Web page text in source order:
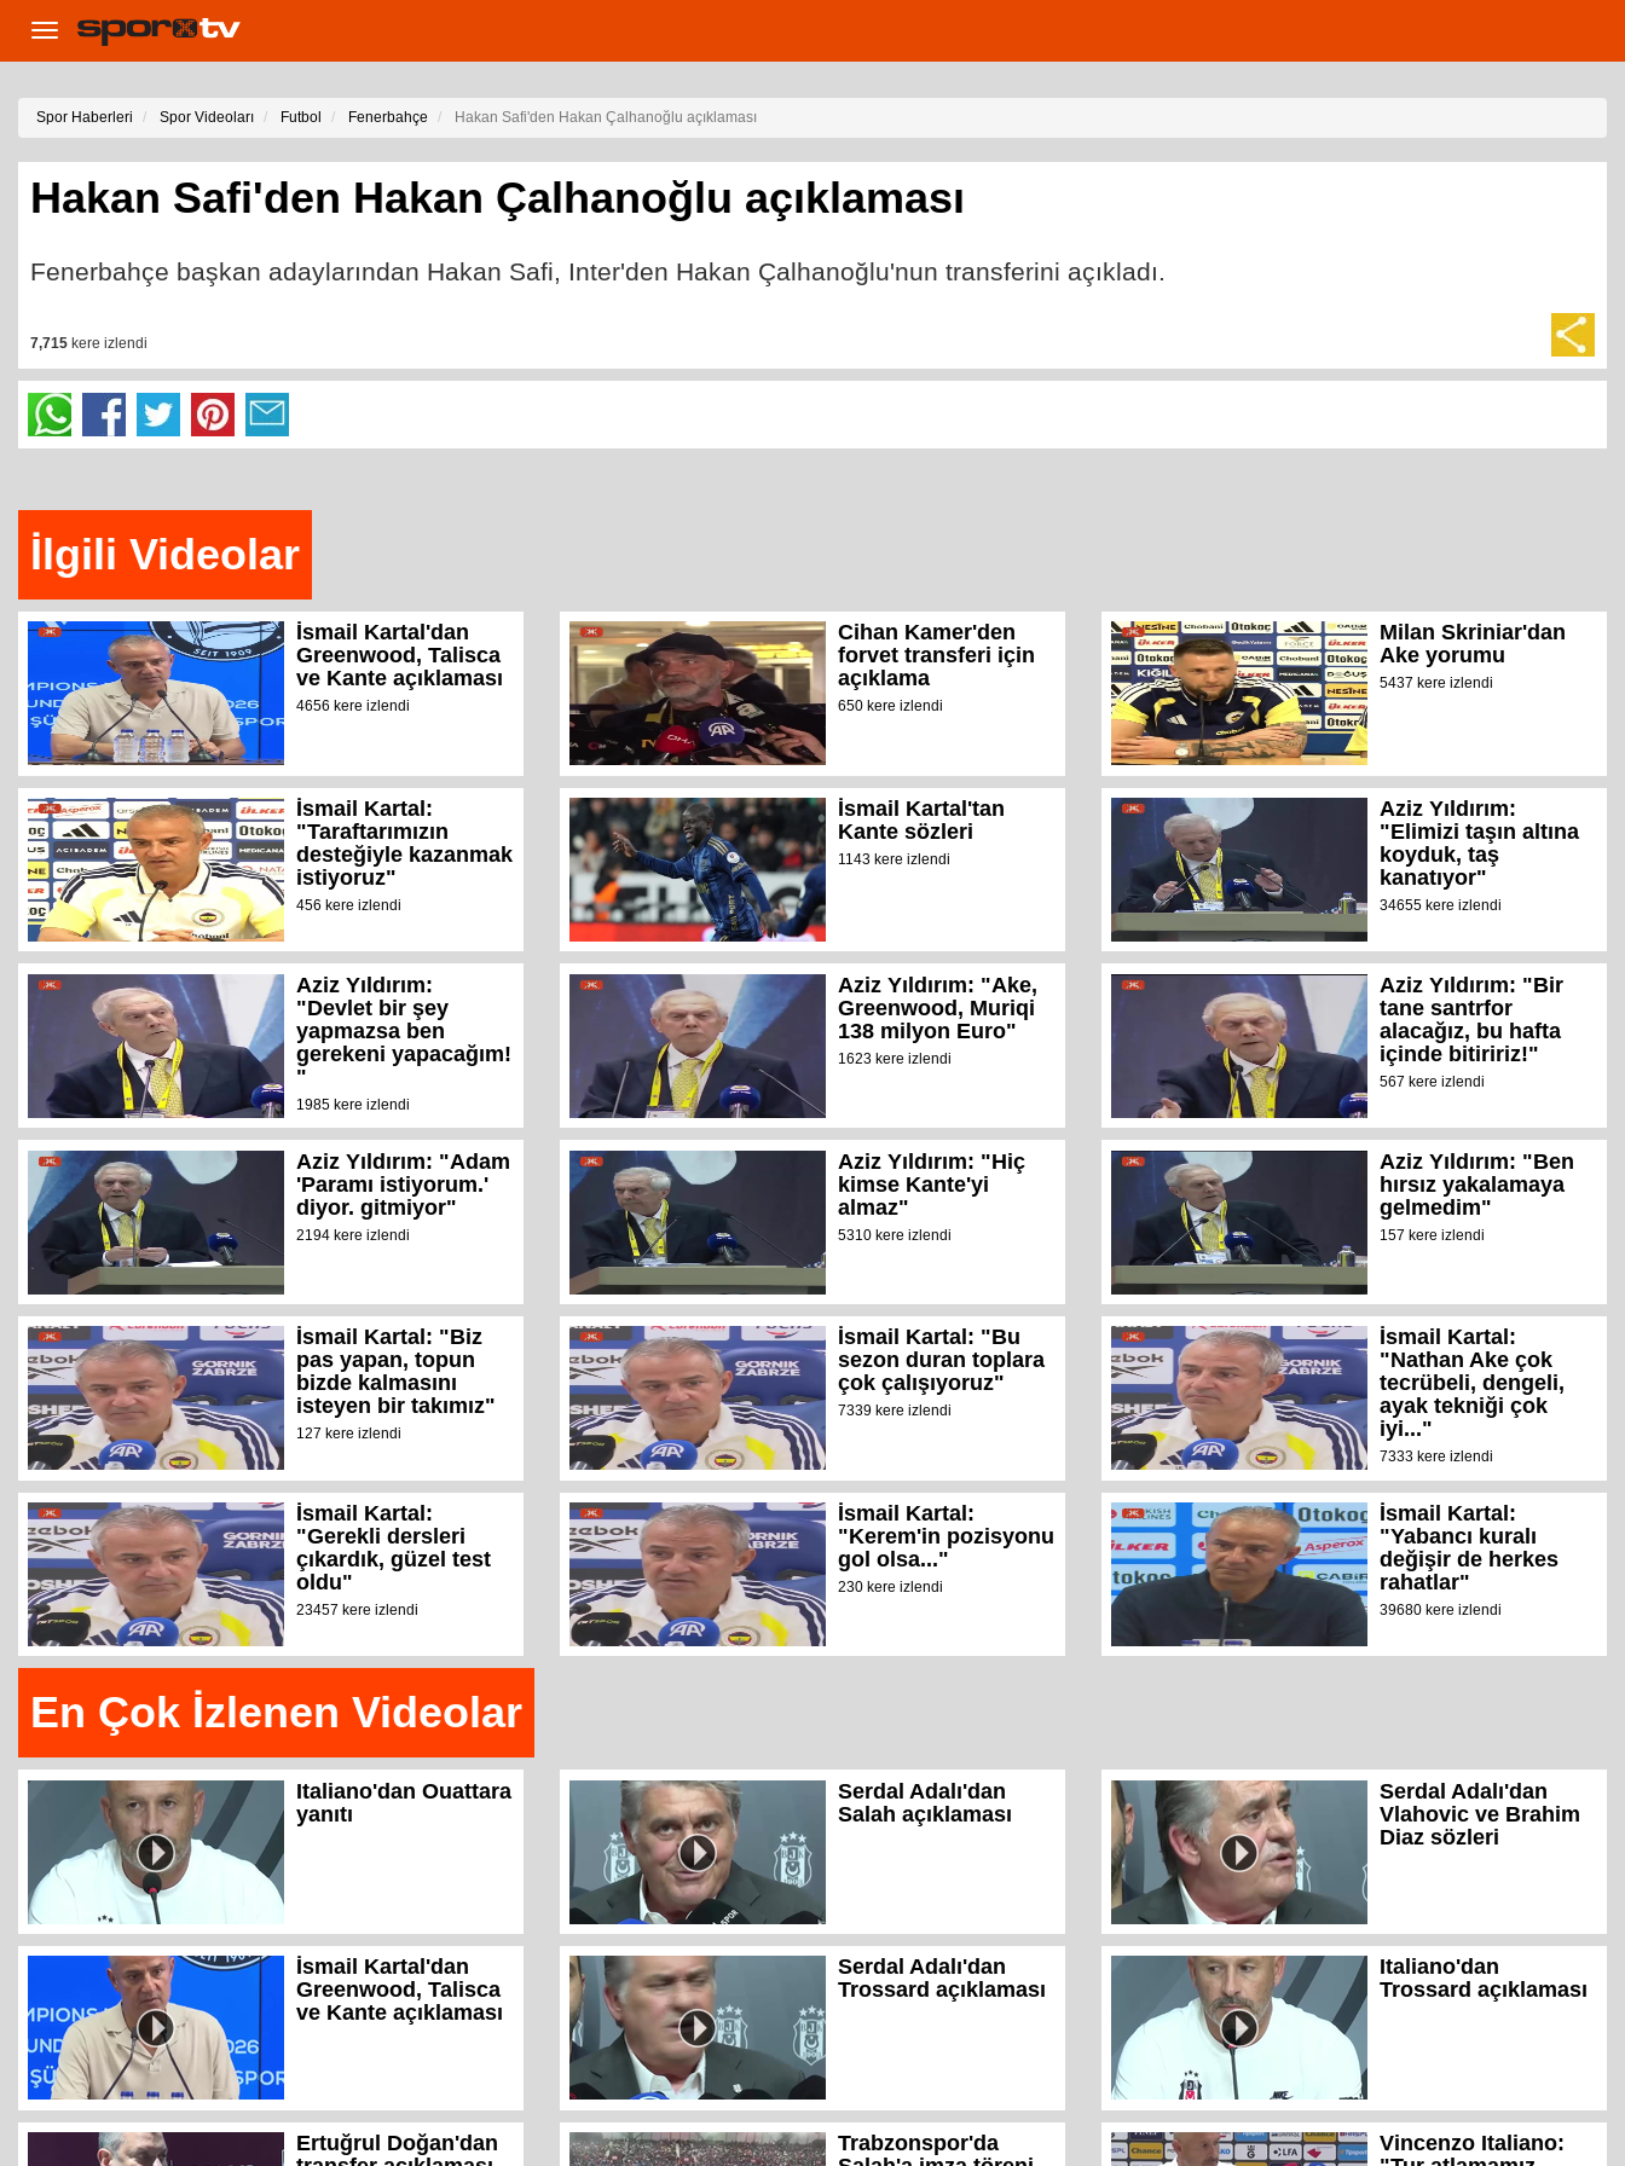
Toggle
navigation
Spor Haberleri Spor Videoları Futbol Fenerbahçe Hakan Safi'den Hakan Çalhanoğlu açıklaması
Hakan Safi'den Hakan Çalhanoğlu açıklaması
Fenerbahçe başkan adaylarından Hakan Safi, Inter'den Hakan Çalhanoğlu'nun transferini açıkladı.
7,715 kere izlendi
İlgili Videolar
İsmail Kartal'dan
Greenwood, Talisca
ve Kante açıklaması
4656 kere izlendi
Cihan Kamer'den
forvet transferi için
açıklama
650 kere izlendi
Milan Skriniar'dan
Ake yorumu
5437 kere izlendi
İsmail Kartal:
"Taraftarımızın
desteğiyle kazanmak
istiyoruz"
456 kere izlendi
İsmail Kartal'tan
Kante sözleri
1143 kere izlendi
Aziz Yıldırım:
"Elimizi taşın altına
koyduk, taş
kanatıyor"
34655 kere izlendi
Aziz Yıldırım:
"Devlet bir şey
yapmazsa ben
gerekeni yapacağım!
"
1985 kere izlendi
Aziz Yıldırım: "Ake,
Greenwood, Muriqi
138 milyon Euro"
1623 kere izlendi
Aziz Yıldırım: "Bir
tane santrfor
alacağız, bu hafta
içinde bitiririz!"
567 kere izlendi
Aziz Yıldırım: "Adam
'Paramı istiyorum.'
diyor. gitmiyor"
2194 kere izlendi
Aziz Yıldırım: "Hiç
kimse Kante'yi
almaz"
5310 kere izlendi
Aziz Yıldırım: "Ben
hırsız yakalamaya
gelmedim"
157 kere izlendi
İsmail Kartal: "Biz
pas yapan, topun
bizde kalmasını
isteyen bir takımız"
127 kere izlendi
İsmail Kartal: "Bu
sezon duran toplara
çok çalışıyoruz"
7339 kere izlendi
İsmail Kartal:
"Nathan Ake çok
tecrübeli, dengeli,
ayak tekniği çok
iyi..."
7333 kere izlendi
İsmail Kartal:
"Gerekli dersleri
çıkardık, güzel test
oldu"
23457 kere izlendi
İsmail Kartal:
"Kerem'in pozisyonu
gol olsa..."
230 kere izlendi
İsmail Kartal:
"Yabancı kuralı
değişir de herkes
rahatlar"
39680 kere izlendi
En Çok İzlenen Videolar
Italiano'dan Ouattara
yanıtı
Serdal Adalı'dan
Salah açıklaması
Serdal Adalı'dan
Vlahovic ve Brahim
Diaz sözleri
İsmail Kartal'dan
Greenwood, Talisca
ve Kante açıklaması
Serdal Adalı'dan
Trossard açıklaması
Italiano'dan
Trossard açıklaması
Ertuğrul Doğan'dan
Trabzonspor'da
Vincenzo Italiano: